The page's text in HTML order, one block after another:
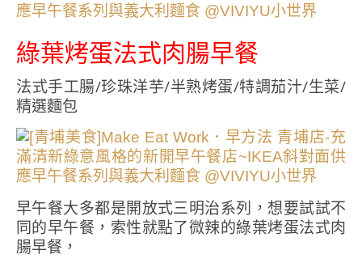
綠葉烤蛋法式肉腸早餐
法式手工腸/珍珠洋芋/半熟烤蛋/特調茄汁/生菜/
精選麵包
早午餐大多都是開放式三明治系列，想要試試不
同的早午餐，索性就點了微辣的綠葉烤蛋法式肉
腸早餐，